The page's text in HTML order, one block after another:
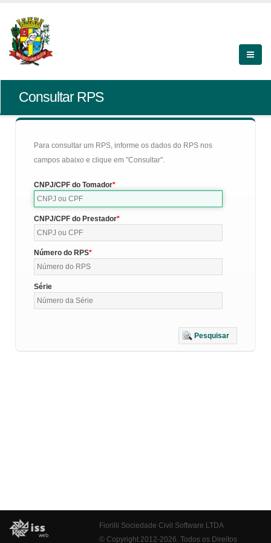
Consultar RPS
Para consultar um RPS, informe os dados do RPS nos
campos abaixo e clique em "Consultar".
CNPJ/CPF do Tomador
CNPJ/CPF do Prestador
Número do RPS
Série
Pesquisar
Fiorilli Sociedade Civil Software LTDA
© Copyright 2012-2026. Todos os Direitos